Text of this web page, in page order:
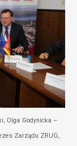
Olga Godynicka –
Zarządu ZRUG,